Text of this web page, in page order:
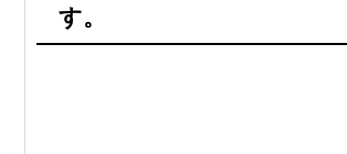
す。